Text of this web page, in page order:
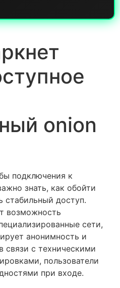
onion
подключения к
знать, как обойти
стабильный доступ.
возможность
сети,
анонимность и
связи с техническими
пользователи
при входе.